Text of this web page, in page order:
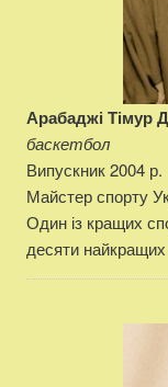
Арабаджі Тімур
баскетбол
Випускник 2004 р.
Майстер спорту
Один із кращих
десяти найкращих